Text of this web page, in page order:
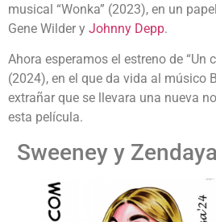
musical “Wonka” (2023), en un
Gene Wilder y Johnny Depp.
Ahora esperamos el estreno de “Un
(2024), en el que da vida al músico
extrañar que se llevara una nueva
esta película.
Sweeney y